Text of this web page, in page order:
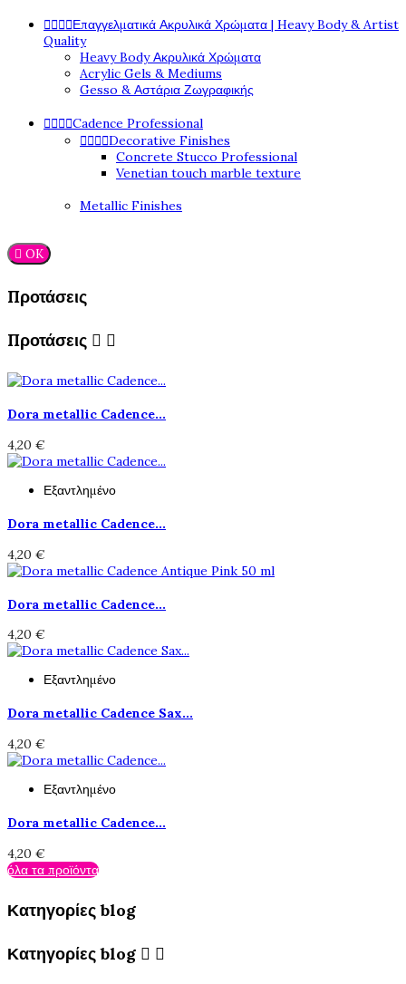
Επαγγελματικά Ακρυλικά Χρώματα | Heavy Body & Artist
Quality
Heavy Body Ακρυλικά Χρώματα
Acrylic Gels & Mediums
Gesso & Αστάρια Ζωγραφικής
Cadence Professional
Decorative Finishes
Concrete Stucco Professional
Venetian touch marble texture
Metallic Finishes
 OK
Προτάσεις
Προτάσεις  
Dora metallic Cadence...
4,20 €
Εξαντλημένο
Dora metallic Cadence...
4,20 €
Dora metallic Cadence...
4,20 €
Εξαντλημένο
Dora metallic Cadence Sax...
4,20 €
Εξαντλημένο
Dora metallic Cadence...
4,20 €
όλα τα προϊόντα
Κατηγορίες blog
Κατηγορίες blog  